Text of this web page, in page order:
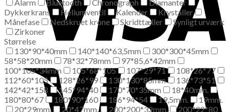
Alarm
Bluetooth Chronograph
Diamanter
Dykkerkrans
Heliumventil Kalender
Krystaller
Månefase
Nedskruet krone Skridttæller
Synligt urværk
Zirkoner
Størrelse
130*90*40mm
140*140*63,5mm
300*300*45mm
58*58*20mm
78*32*78mm
97*85,6*42mm
100*105*34mm
105*68*105 107*29*71
108*26*77
112*60*105
128*26*99 130*130*85mm
136*73*51
142*42*158
145*94*40 170*70*35mm
18*40mm.
180*80*67
180*90*160 186*94*54 19,5mm.
19mm.
20*29mm.
20*47mm. 200*200*32mm.
200*22*80